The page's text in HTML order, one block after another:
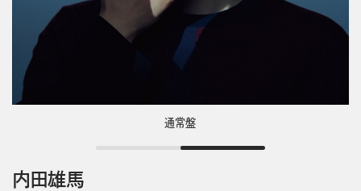
内田雄馬
通常盤